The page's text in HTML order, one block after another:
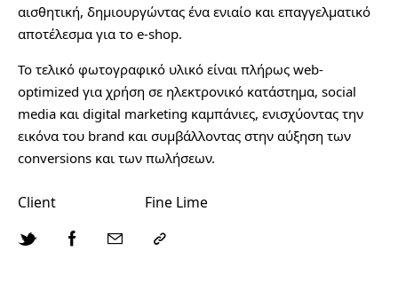
αισθητική, δημιουργώντας ένα ενιαίο και επαγγελματικό
αποτέλεσμα για το e-shop.
Το τελικό φωτογραφικό υλικό είναι πλήρως web-
optimized για χρήση σε ηλεκτρονικό κατάστημα, social
media και digital marketing καμπάνιες, ενισχύοντας την
εικόνα του brand και συμβάλλοντας στην αύξηση των
conversions και των πωλήσεων.
Client Fine Lime